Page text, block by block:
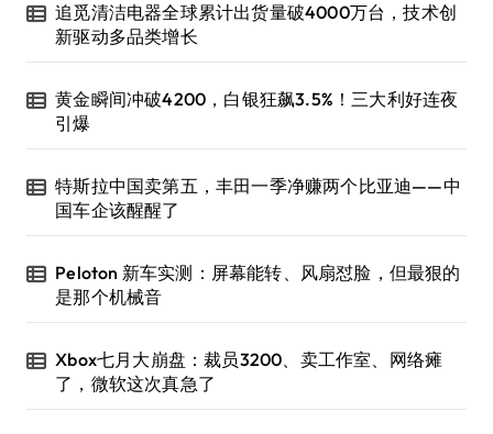
追觅清洁电器全球累计出货量破4000万台，技术创
新驱动多品类增长
黄金瞬间冲破4200，白银狂飙3.5%！三大利好连夜
引爆
特斯拉中国卖第五，丰田一季净赚两个比亚迪——中
国车企该醒醒了
Peloton 新车实测：屏幕能转、风扇怼脸，但最狠的
是那个机械音
Xbox七月大崩盘：裁员3200、卖工作室、网络瘫
了，微软这次真急了